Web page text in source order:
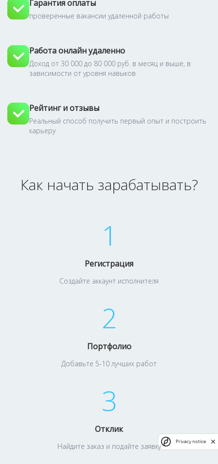
Гарантия оплаты
проверенные вакансии удаленной работы
Работа онлайн удаленно
Доход от 30 000 до 80 000 руб. в месяц и выше, в
зависимости от уровня навыков
Рейтинг и отзывы
Реальный способ получить первый опыт и построить
карьеру
Как начать зарабатывать?
1
Регистрация
Создайте аккаунт исполнителя
2
Портфолио
Добавьте 5-10 лучших работ
3
Отклик
Найдите заказ и подайте заявку
Privacy notice